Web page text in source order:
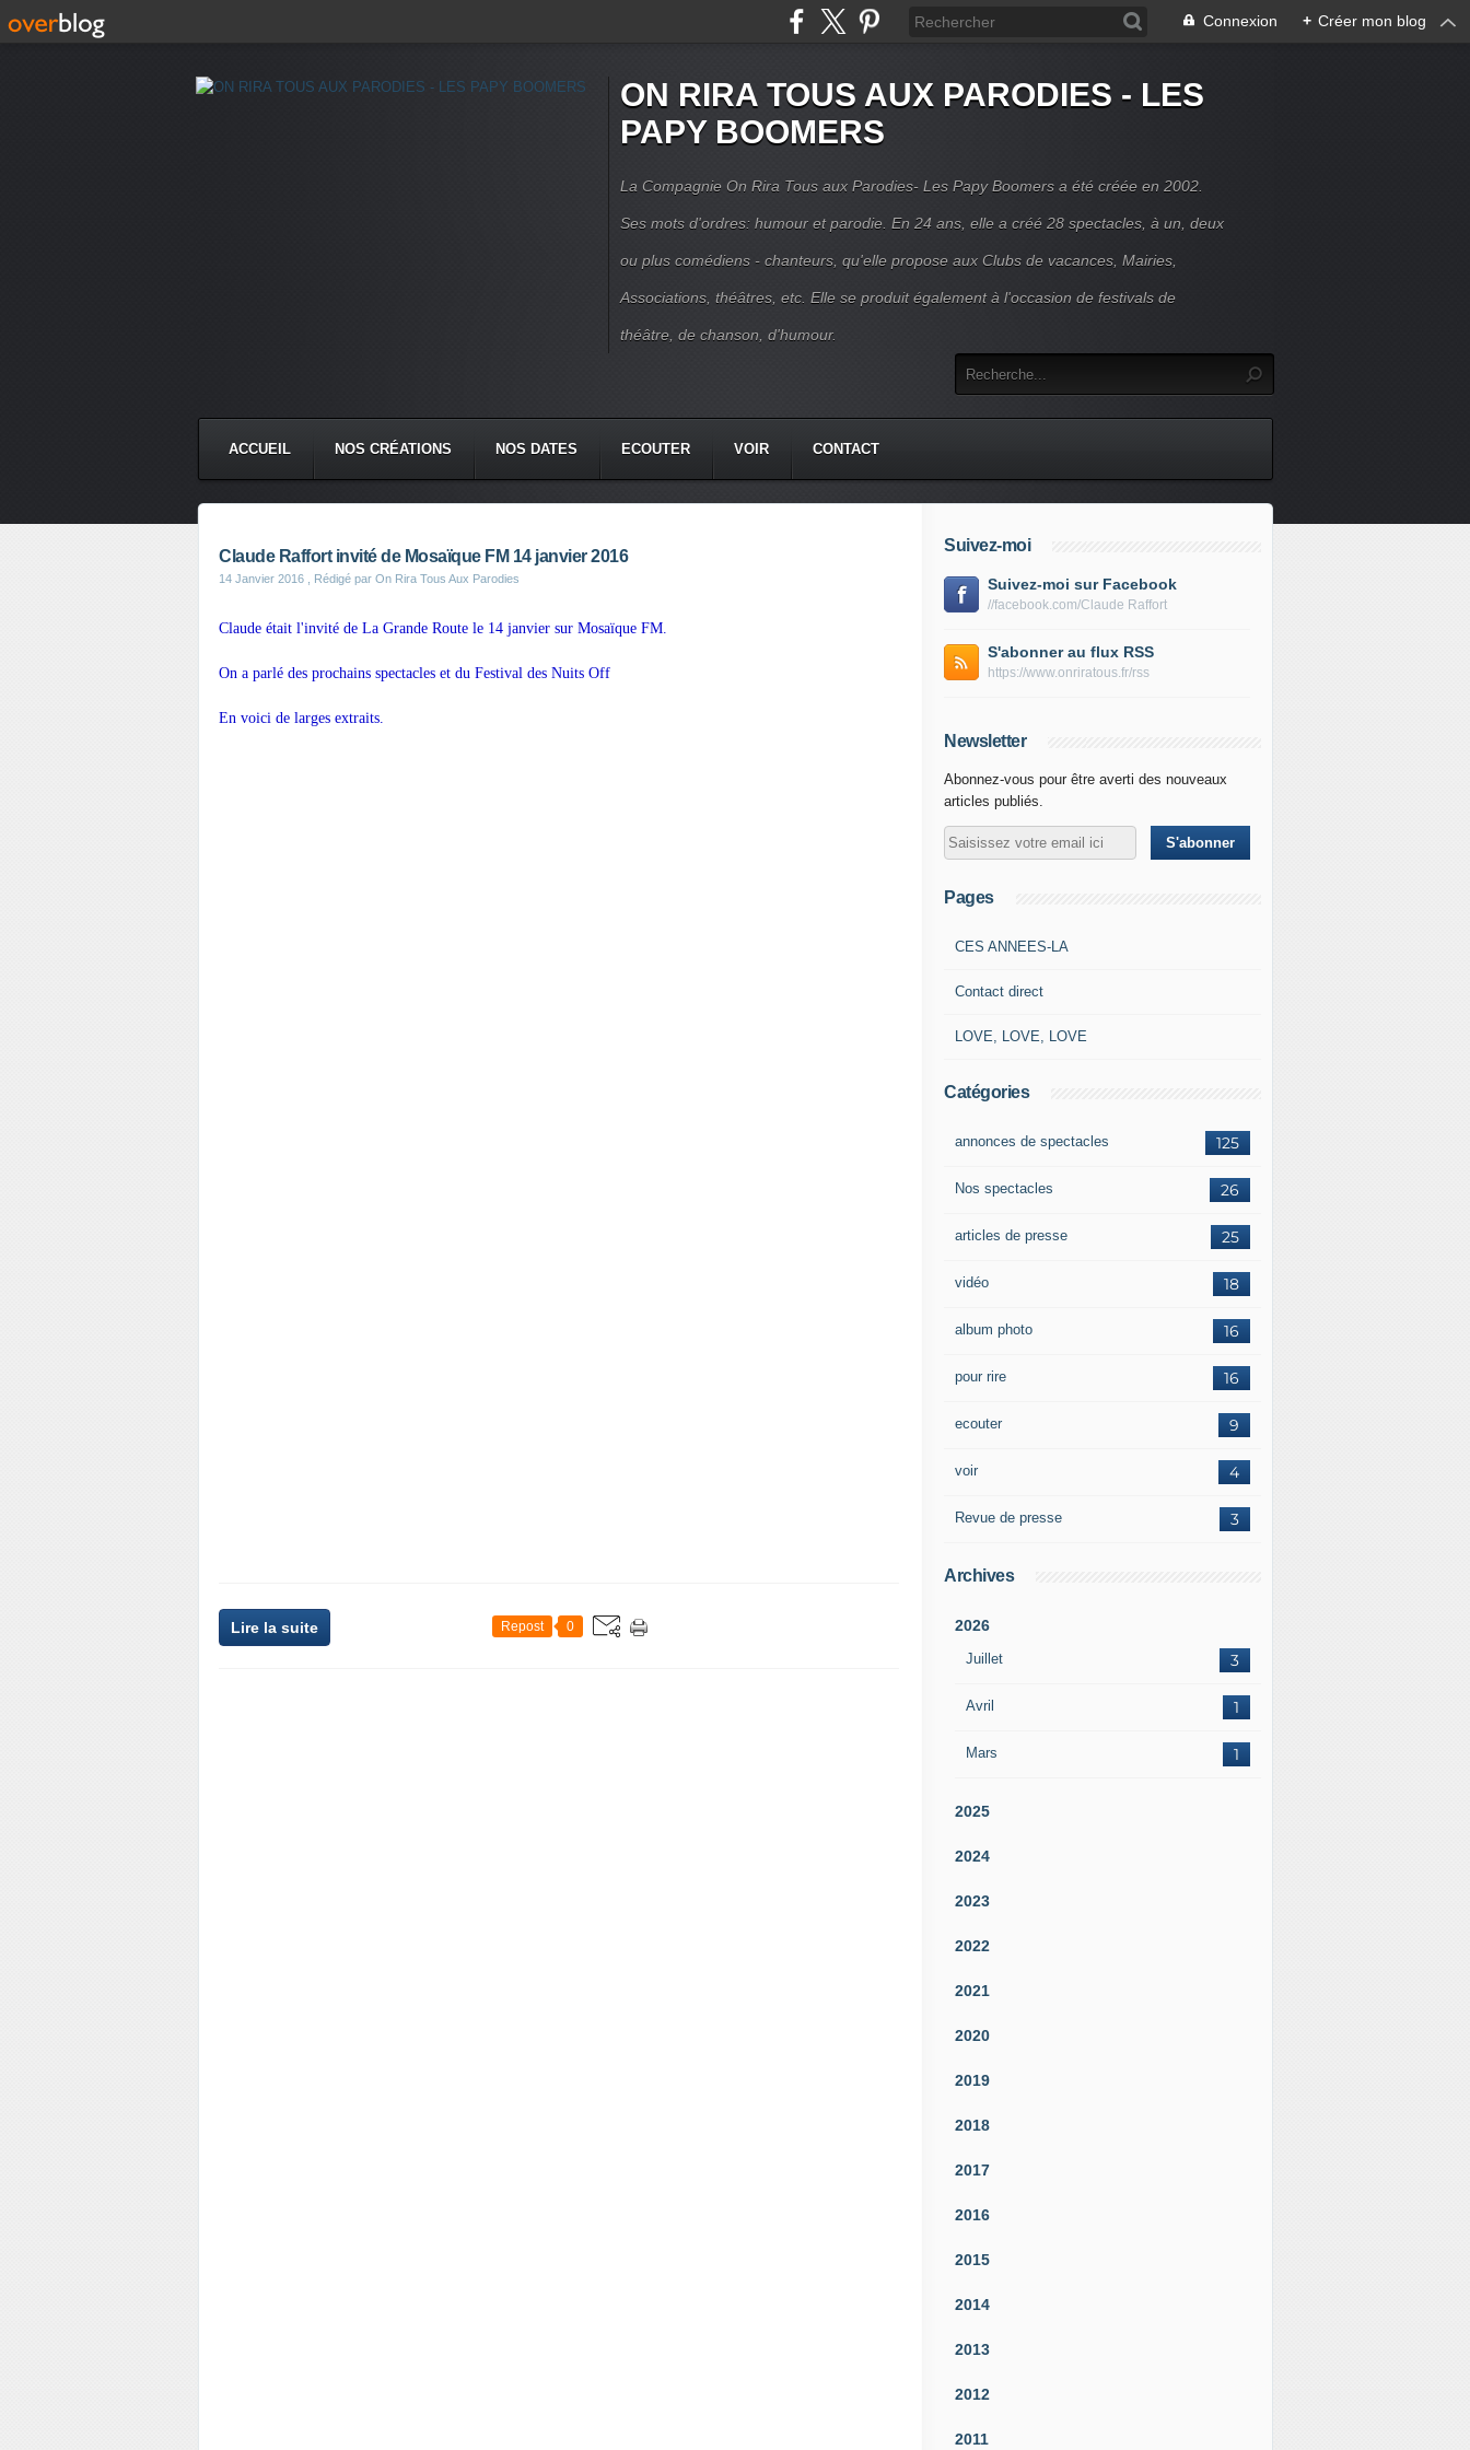
Connexion + Créer mon blog
ON RIRA TOUS AUX PARODIES - LES
PAPY BOOMERS
La Compagnie On Rira Tous aux Parodies- Les Papy Boomers a été créée en 2002.
Ses mots d'ordres: humour et parodie. En 24 ans, elle a créé 28 spectacles, à un, deux
ou plus comédiens - chanteurs, qu'elle propose aux Clubs de vacances, Mairies,
Associations, théâtres, etc. Elle se produit également à l'occasion de festivals de
théâtre, de chanson, d'humour.
ACCUEIL NOS CRÉATIONS NOS DATES ECOUTER VOIR CONTACT
Claude Raffort invité de Mosaïque FM 14 janvier 2016
14 Janvier 2016 , Rédigé par On Rira Tous Aux Parodies
Claude était l'invité de La Grande Route le 14 janvier sur Mosaïque FM.
On a parlé des prochains spectacles et du Festival des Nuits Off
En voici de larges extraits.
Lire la suite Repost 0
Suivez-moi
Suivez-moi sur Facebook
//facebook.com/Claude Raffort
S'abonner au flux RSS
https://www.onriratous.fr/rss
Newsletter
Abonnez-vous pour être averti des nouveaux
articles publiés.
Pages
CES ANNEES-LA
Contact direct
LOVE, LOVE, LOVE
Catégories
125
annonces de spectacles
26
Nos spectacles
25
articles de presse
18
vidéo
16
album photo
16
pour rire
9
ecouter
4
voir
3
Revue de presse
Archives
2026
Juillet 3
Avril 1
Mars 1
2025
2024
2023
2022
2021
2020
2019
2018
2017
2016
2015
2014
2013
2012
2011